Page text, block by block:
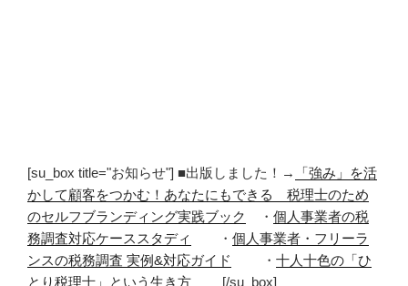
[su_box title="お知らせ"] ■出版しました！→
「強み」を活
かして顧客をつかむ！あなたにもできる 税理士のため
のセルフブランディング実践ブック
・ 個人事業者の税
務調査対応ケーススタディ
・ 個人事業者・フリーラ
ンスの税務調査 実例&対応ガイド
・ 十人十色の「ひ
とり税理士」という生き方 [/su_box]